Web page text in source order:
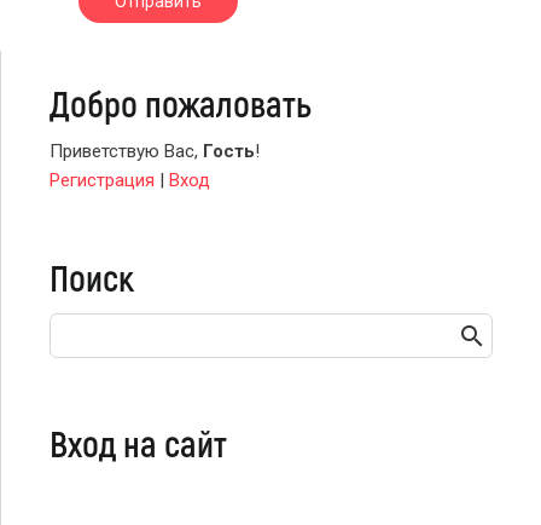
Добро пожаловать
Приветствую Вас, Гость!
Регистрация | Вход
Поиск
Вход на сайт